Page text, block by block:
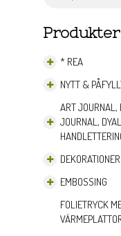
Produkter
* REA
NYTT &
ART JOURNAL,
JOURNAL,
DEKORATIONER
EMBOSSING
FOLIETRYCK